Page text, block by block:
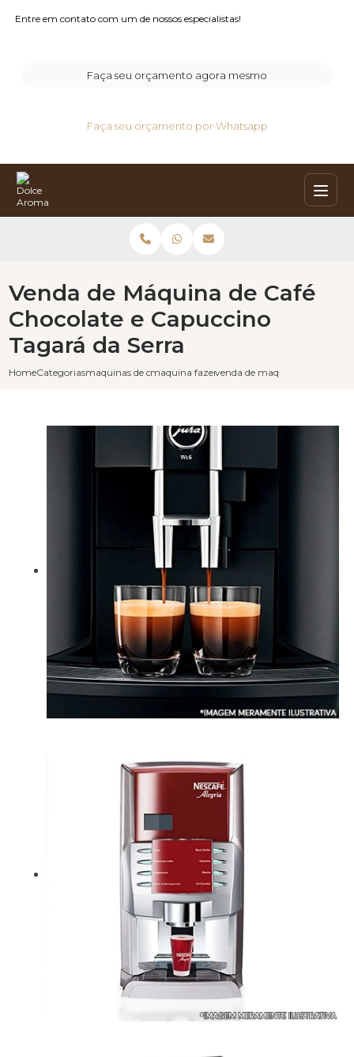
Entre em contato com um de nossos especialistas!
Faça seu orçamento agora mesmo
Faça seu orçamento por Whatsapp
HomeCategoriasmaquinas de cafe capuccinomaquina fazer cafe expresso capuccino
venda de maquina de cafe
Venda de Máquina de Café
Chocolate e Capuccino
Tagará da Serra